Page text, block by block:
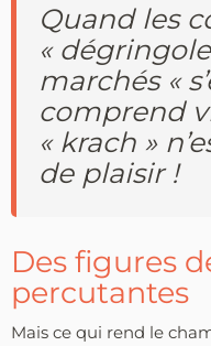
Quand les
«
marchés «
comprend
« krach »
de plaisir !
Des figures
percutantes
Mais ce qui rend le